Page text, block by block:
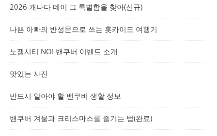
2026 캐나다 데이 그 특별함을 찾아(신규)
나쁜 아빠의 반성문으로 쓰는 홋카이도 여행기
노잼시티 NO! 밴쿠버 이벤트 소개
맛있는 사진
반드시 알아야 할 밴쿠버 생활 정보
밴쿠버 겨울과 크리스마스를 즐기는 법(완료)